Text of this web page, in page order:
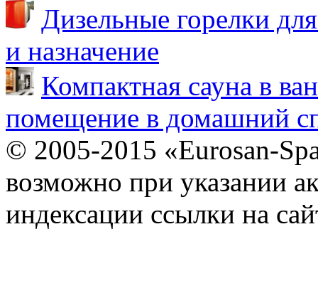
Дизельные горелки
и назначение
Компактная сауна в
помещение в домашний
© 2005-2015 «Eurosan-
возможно при указании
индексации ссылки на